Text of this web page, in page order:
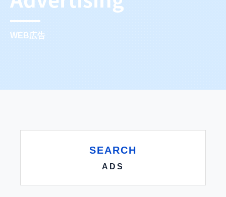
WEB広告
SEARCH
ADS